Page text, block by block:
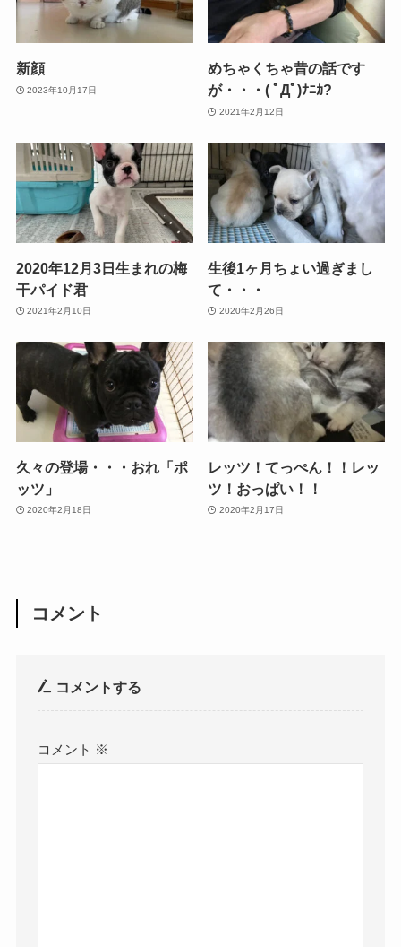
新顔
2023年10月17日
めちゃくちゃ昔の話です
が・・・( ﾟДﾟ)ﾅﾆｶ?
2021年2月12日
2020年12月3日生まれの梅
干パイド君
2021年2月10日
生後1ヶ月ちょい過ぎまし
て・・・
2020年2月26日
久々の登場・・・おれ「ポ
ッツ」
2020年2月18日
レッツ！てっぺん！！レッ
ツ！おっぱい！！
2020年2月17日
コメント
コメントする
コメント ※